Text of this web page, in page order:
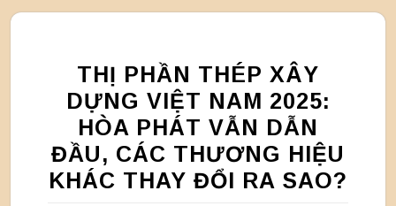
THỊ PHẦN THÉP XÂY
DỰNG VIỆT NAM 2025:
HÒA PHÁT VẪN DẪN
ĐẦU, CÁC THƯƠNG HIỆU
KHÁC THAY ĐỔI RA SAO?